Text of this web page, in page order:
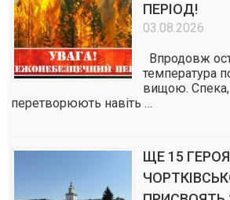
ПЕРІОД!
03.08.2026
Впродовж
температура
вищою. Спека,
перетворюють навіть …
ЩЕ 15